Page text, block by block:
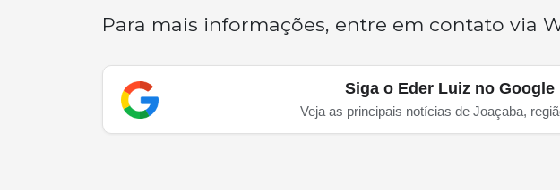
Para mais informações, entre em contato via
Siga o Eder Luiz no Google
Veja as principais notícias de Joaçaba,